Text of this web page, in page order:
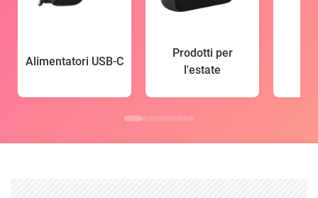
Alimentatori USB-C
Prodotti per
l'estate